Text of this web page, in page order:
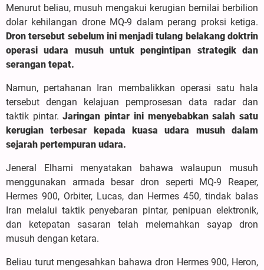
Menurut beliau, musuh mengakui kerugian bernilai berbilion
dolar kehilangan drone MQ-9 dalam perang proksi ketiga.
Dron tersebut sebelum ini menjadi tulang belakang doktrin
operasi udara musuh untuk pengintipan strategik dan
serangan tepat.
Namun, pertahanan Iran membalikkan operasi satu hala
tersebut dengan kelajuan pemprosesan data radar dan
taktik pintar.Jaringan pintar ini menyebabkan salah satu
kerugian terbesar kepada kuasa udara musuh dalam
sejarah pertempuran udara.
Jeneral Elhami menyatakan bahawa walaupun musuh
menggunakan armada besar dron seperti MQ-9 Reaper,
Hermes 900, Orbiter, Lucas, dan Hermes 450, tindak balas
Iran melalui taktik penyebaran pintar, penipuan elektronik,
dan ketepatan sasaran telah melemahkan sayap dron
musuh dengan ketara.
Beliau turut mengesahkan bahawa dron Hermes 900, Heron,